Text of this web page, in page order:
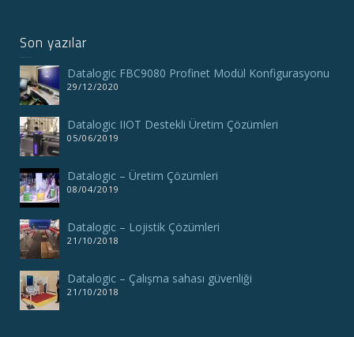
Son yazılar
Datalogic FBC9080 Profinet Modül Konfigurasyonu
29/12/2020
Datalogic IIOT Destekli Üretim Çözümleri
05/06/2019
Datalogic – Üretim Çözümleri
08/04/2019
Datalogic – Lojistik Çözümleri
21/10/2018
Datalogic – Çalışma sahası güvenliği
21/10/2018